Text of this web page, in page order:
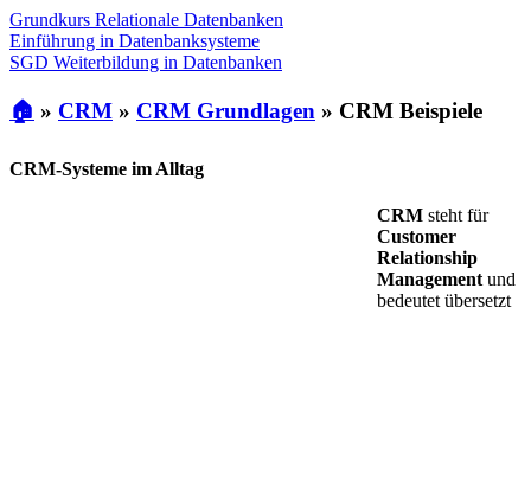
Grundkurs Relationale Datenbanken
Einführung in Datenbanksysteme
SGD Weiterbildung in Datenbanken
🏠 » CRM » CRM Grundlagen » CRM Beispiele
CRM-Systeme im Alltag
CRM steht für
Customer
Relationship
Management und
bedeutet übersetzt